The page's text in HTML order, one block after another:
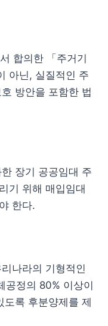
합의한 「주거기
아닌, 실질적인 주
방안을 포함한 법
장기 공공임대 주
기 위해 매입임대
한다.
나라의 기형적인
공정의 80% 이상이
록 후분양제를 제